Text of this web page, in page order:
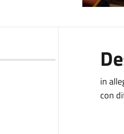
in
con